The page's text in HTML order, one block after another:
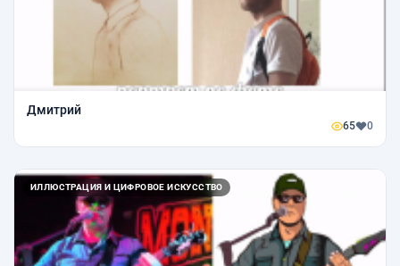
Дмитрий
65 0
ИЛЛЮСТРАЦИЯ И ЦИФРОВОЕ ИСКУССТВО